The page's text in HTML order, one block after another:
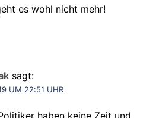
es wohl nicht mehr!
sagt:
UM 22:51 UHR
haben keine Zeit und